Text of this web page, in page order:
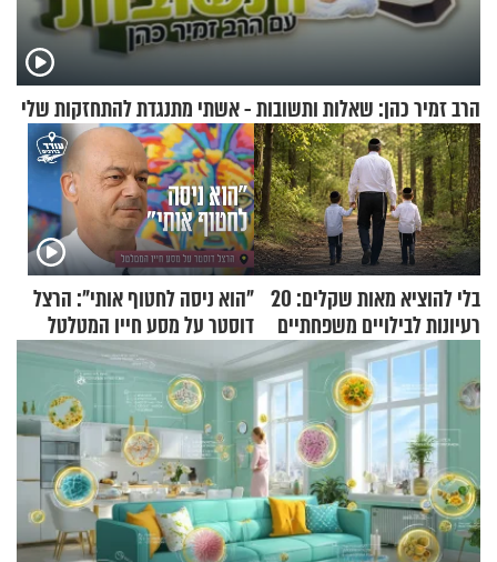
הרב זמיר כהן: שאלות ותשובות - אשתי מתנגדת להתחזקות שלי
בלי להוציא מאות שקלים: 20
רעיונות לבילויים משפחתיים
כמעט בחינם
"הוא ניסה לחטוף אותי": הרצל
דוסטר על מסע חייו המטלטל